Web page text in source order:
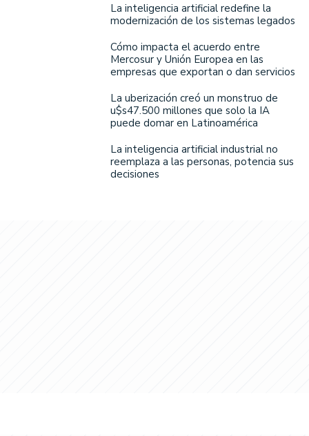
La inteligencia artificial redefine la
modernización de los sistemas legados
Cómo impacta el acuerdo entre
Mercosur y Unión Europea en las
empresas que exportan o dan servicios
La uberización creó un monstruo de
u$s47.500 millones que solo la IA
puede domar en Latinoamérica
La inteligencia artificial industrial no
reemplaza a las personas, potencia sus
decisiones